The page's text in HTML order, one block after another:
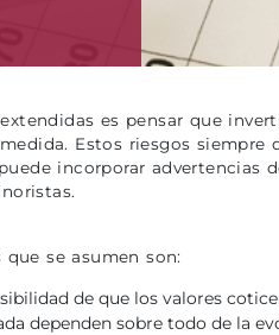
es pensar que
Estos riesgos
incorporar advertencias
se asumen son:
de que los valores
dependen sobre todo de la